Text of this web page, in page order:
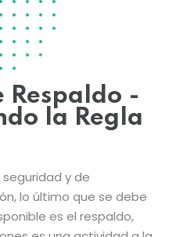
Respaldo -
la Regla
y de
lo último que se debe
es el respaldo,